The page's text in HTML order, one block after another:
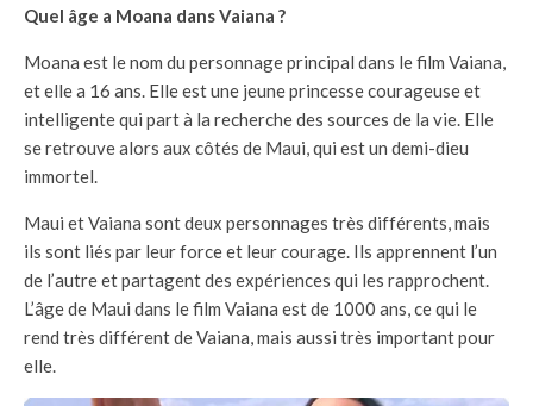
Quel âge a Moana dans Vaiana ?
Moana est le nom du personnage principal dans le film Vaiana,
et elle a 16 ans. Elle est une jeune princesse courageuse et
intelligente qui part à la recherche des sources de la vie. Elle
se retrouve alors aux côtés de Maui, qui est un demi-dieu
immortel.
Maui et Vaiana sont deux personnages très différents, mais
ils sont liés par leur force et leur courage. Ils apprennent l’un
de l’autre et partagent des expériences qui les rapprochent.
L’âge de Maui dans le film Vaiana est de 1000 ans, ce qui le
rend très différent de Vaiana, mais aussi très important pour
elle.